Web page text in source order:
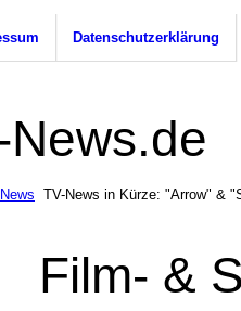
Datenschutzerklärung
TV-News in Kürze: "Arrow" &
Film- &